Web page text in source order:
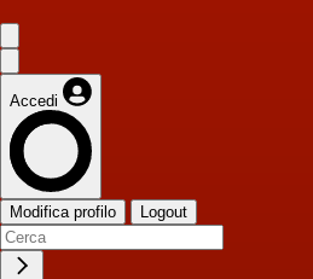
Accedi
Modifica profilo Logout